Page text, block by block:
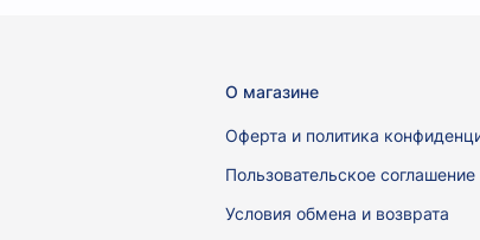
О магазине
Оферта и политика
Пользовательское соглашение
Условия обмена и возврата